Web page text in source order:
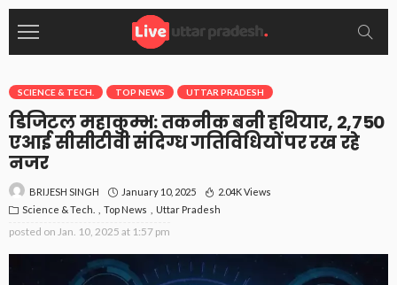
SCIENCE & TECH. TOP NEWS UTTAR PRADESH
डिजिटल महाकुम्भ: तकनीक बनी हथियार, 2,750
एआई सीसीटीवी संदिग्ध गतिविधियों पर रख रहे
नजर
BRIJESH SINGH January 10, 2025
2.04K Views
Science & Tech.
Top News Uttar Pradesh
posted on Jan. 10, 2025 at 1:57 pm